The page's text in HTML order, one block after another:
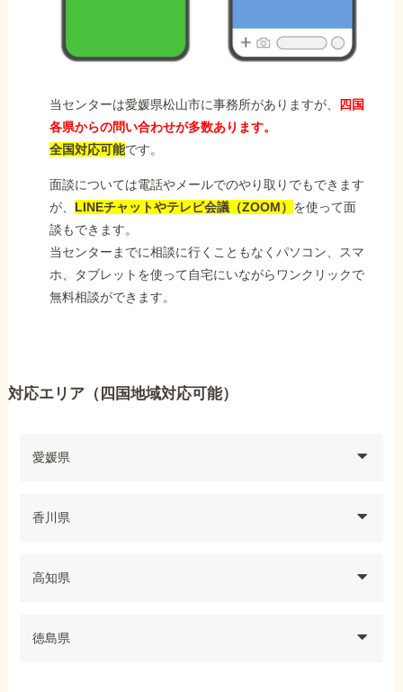
当センターは愛媛県松山市に事務所がありますが、 四国
各県からの問い合わせが多数あります。
全国対応可能です。
面談については電話やメールでのやり取りでもできます
が、 LINEチャットやテレビ会議（ZOOM） を使って面
談もできます。
当センターまでに相談に行くこともなくパソコン、スマ
ホ、タブレットを使って自宅にいながらワンクリックで
無料相談ができます。
対応エリア（四国地域対応可能）
愛媛県
香川県
高知県
徳島県